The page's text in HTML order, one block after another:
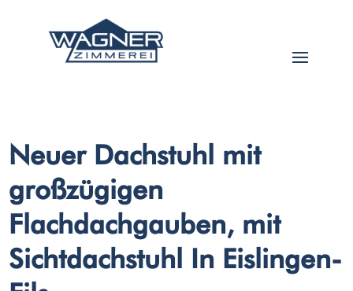
Neuer Dachstuhl mit
großzügigen
Flachdachgauben, mit
Sichtdachstuhl In Eislingen-